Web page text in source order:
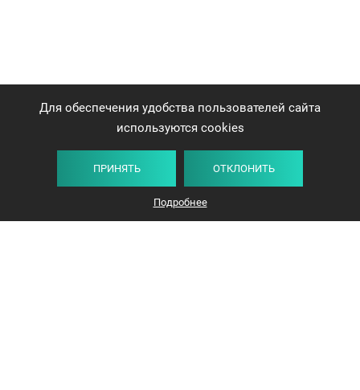
Для обеспечения удобства пользователей сайта
используются cookies
ПРИНЯТЬ ОТКЛОНИТЬ
Подробнее